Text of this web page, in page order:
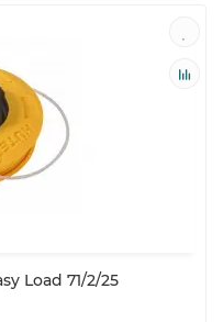
Load 71/2/25